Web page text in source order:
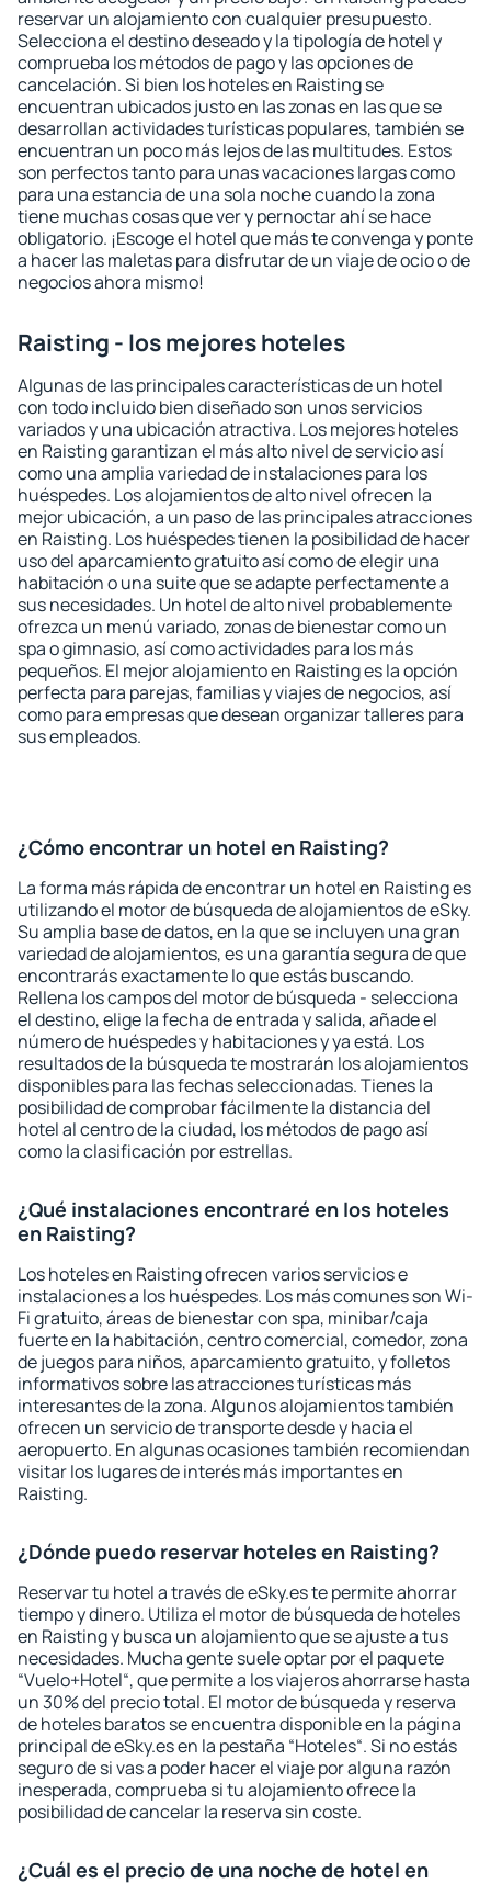
reservar un alojamiento con cualquier presupuesto.
Selecciona el destino deseado y la tipología de hotel y
comprueba los métodos de pago y las opciones de
cancelación. Si bien los hoteles en Raisting se
encuentran ubicados justo en las zonas en las que se
desarrollan actividades turísticas populares, también se
encuentran un poco más lejos de las multitudes. Estos
son perfectos tanto para unas vacaciones largas como
para una estancia de una sola noche cuando la zona
tiene muchas cosas que ver y pernoctar ahí se hace
obligatorio. ¡Escoge el hotel que más te convenga y ponte
a hacer las maletas para disfrutar de un viaje de ocio o de
negocios ahora mismo!
Raisting - los mejores hoteles
Algunas de las principales características de un hotel
con todo incluido bien diseñado son unos servicios
variados y una ubicación atractiva. Los mejores hoteles
en Raisting garantizan el más alto nivel de servicio así
como una amplia variedad de instalaciones para los
huéspedes. Los alojamientos de alto nivel ofrecen la
mejor ubicación, a un paso de las principales atracciones
en Raisting. Los huéspedes tienen la posibilidad de hacer
uso del aparcamiento gratuito así como de elegir una
habitación o una suite que se adapte perfectamente a
sus necesidades. Un hotel de alto nivel probablemente
ofrezca un menú variado, zonas de bienestar como un
spa o gimnasio, así como actividades para los más
pequeños. El mejor alojamiento en Raisting es la opción
perfecta para parejas, familias y viajes de negocios, así
como para empresas que desean organizar talleres para
sus empleados.
¿Cómo encontrar un hotel en Raisting?
La forma más rápida de encontrar un hotel en Raisting es
utilizando el motor de búsqueda de alojamientos de eSky.
Su amplia base de datos, en la que se incluyen una gran
variedad de alojamientos, es una garantía segura de que
encontrarás exactamente lo que estás buscando.
Rellena los campos del motor de búsqueda - selecciona
el destino, elige la fecha de entrada y salida, añade el
número de huéspedes y habitaciones y ya está. Los
resultados de la búsqueda te mostrarán los alojamientos
disponibles para las fechas seleccionadas. Tienes la
posibilidad de comprobar fácilmente la distancia del
hotel al centro de la ciudad, los métodos de pago así
como la clasificación por estrellas.
¿Qué instalaciones encontraré en los hoteles
en Raisting?
Los hoteles en Raisting ofrecen varios servicios e
instalaciones a los huéspedes. Los más comunes son Wi-
Fi gratuito, áreas de bienestar con spa, minibar/caja
fuerte en la habitación, centro comercial, comedor, zona
de juegos para niños, aparcamiento gratuito, y folletos
informativos sobre las atracciones turísticas más
interesantes de la zona. Algunos alojamientos también
ofrecen un servicio de transporte desde y hacia el
aeropuerto. En algunas ocasiones también recomiendan
visitar los lugares de interés más importantes en
Raisting.
¿Dónde puedo reservar hoteles en Raisting?
Reservar tu hotel a través de eSky.es te permite ahorrar
tiempo y dinero. Utiliza el motor de búsqueda de hoteles
en Raisting y busca un alojamiento que se ajuste a tus
necesidades. Mucha gente suele optar por el paquete
“Vuelo+Hotel“, que permite a los viajeros ahorrarse hasta
un 30% del precio total. El motor de búsqueda y reserva
de hoteles baratos se encuentra disponible en la página
principal de eSky.es en la pestaña “Hoteles“. Si no estás
seguro de si vas a poder hacer el viaje por alguna razón
inesperada, comprueba si tu alojamiento ofrece la
posibilidad de cancelar la reserva sin coste.
¿Cuál es el precio de una noche de hotel en